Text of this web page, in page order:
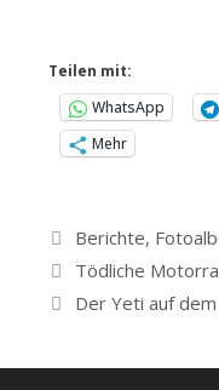
Teilen mit:
WhatsApp
Mehr
Kategorien
Berichte,
Beitrags-
Navigation
Tödliche
Der Yeti auf